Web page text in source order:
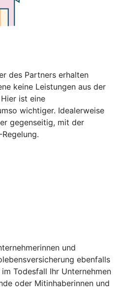
des Partners erhalten
keine Leistungen aus der
ist eine
wichtiger. Idealerweise
gegenseitig, mit der
und
ebenfalls
Todesfall Ihr Unternehmen
oder Mitinhaberinnen und